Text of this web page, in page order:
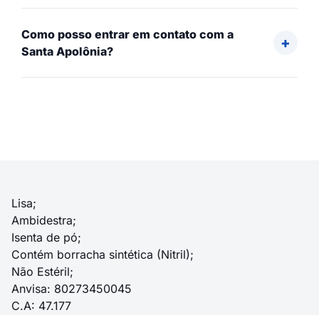
Como posso entrar em contato com a
Santa Apolônia?
Lisa;
Ambidestra;
Isenta de pó;
Contém borracha sintética (Nitril);
Não Estéril;
Anvisa: 80273450045
C.A: 47.177